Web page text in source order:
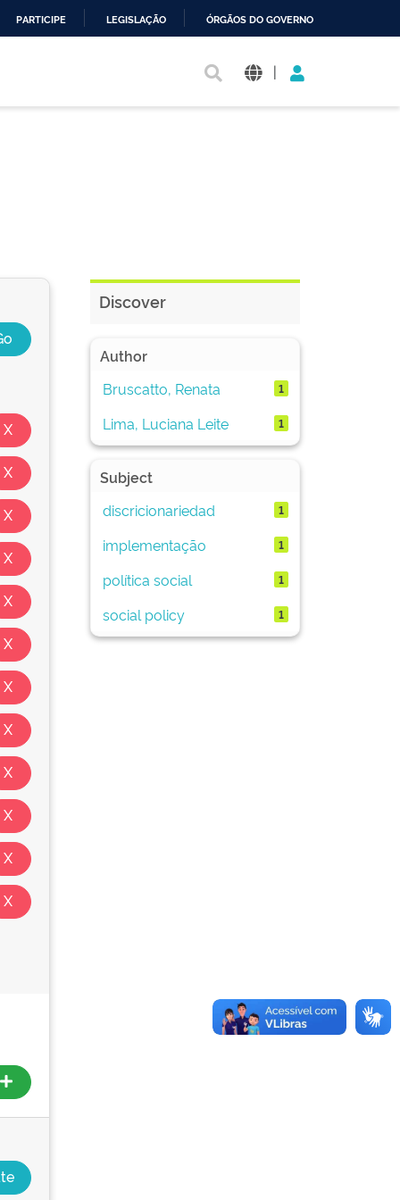
PARTICIPE LEGISLAÇÃO ÓRGÃOS DO GOVERNO
|
Discover
Author
Bruscatto, Renata
1
Lima, Luciana Leite 1
Subject
discricionariedad
1
implementação 1
política social 1
social policy 1